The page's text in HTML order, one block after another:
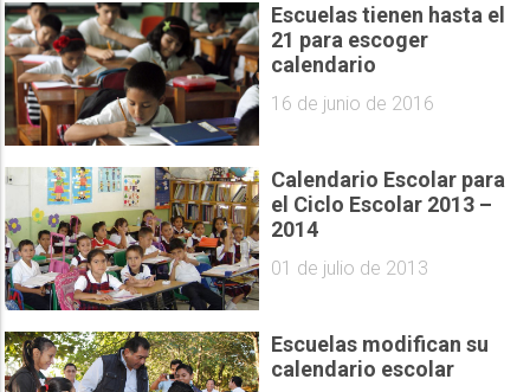
Escuelas tienen hasta el
21 para escoger
calendario
16 de junio de 2016
Calendario Escolar para
el Ciclo Escolar 2013 –
2014
01 de julio de 2013
Escuelas modifican su
calendario escolar